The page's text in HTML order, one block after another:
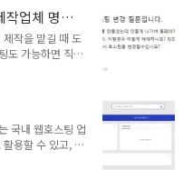
메일 서비스
입니다.
트를 실시하기
초기에 저렴하고
인 이벤트를 진
수 있을 것입니
작업체 명의
작을 맡길 때 도
도 가능하면 직접
주업체에 맡길 때
회사와 안 좋게
경우가 있을까
락이 안 된다면
웹호스팅 명의자
습니다. 귀찮거
국내 웹호스팅 업
용할 수 있고, 실
닷홈 무료 호스팅